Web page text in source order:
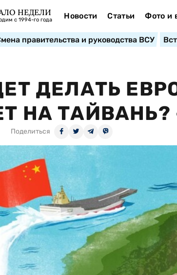
НЕДЕЛИ
с 1994-го года Новости Статьи Фото и
правительства и руководства ВСУ
ДЕЛАТЬ
НА ТАЙВАНЬ? —
Поделиться